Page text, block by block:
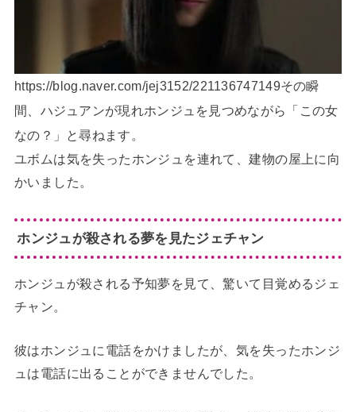
https://blog.naver.com/jej3152/221136747149その瞬
間、ハジュアンが現れホンジュを見つめながら「この女
なの？」と尋ねます。
ユボムは気を失ったホンジュを連れて、建物の屋上に向
かいました。
ホンジュが殺される夢を見たジェチャン
ホンジュが殺される予知夢を見て、驚いて目覚めるジェ
チャン。
彼はホンジュに電話をかけましたが、気を失ったホンジ
ュは電話に出ることができませんでした。